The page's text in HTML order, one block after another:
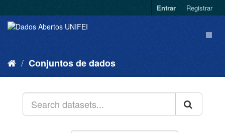
Entrar Registrar
Conjuntos de dados